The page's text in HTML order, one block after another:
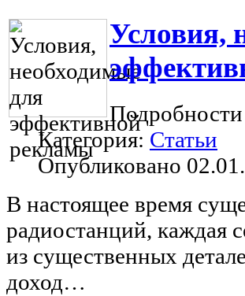
Условия,
Подробности
Категория: Статьи
Опубликовано
В настоящее время
радиостанций, каждая
из существенных
доход…